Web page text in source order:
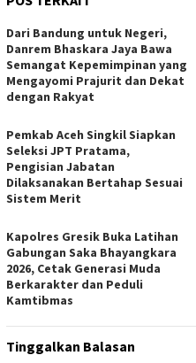
Dari Bandung untuk Negeri,
Danrem Bhaskara Jaya Bawa
Semangat Kepemimpinan yang
Mengayomi Prajurit dan Dekat
dengan Rakyat
Pemkab Aceh Singkil Siapkan
Seleksi JPT Pratama,
Pengisian Jabatan
Dilaksanakan Bertahap Sesuai
Sistem Merit
Kapolres Gresik Buka Latihan
Gabungan Saka Bhayangkara
2026, Cetak Generasi Muda
Berkarakter dan Peduli
Kamtibmas
Tinggalkan Balasan